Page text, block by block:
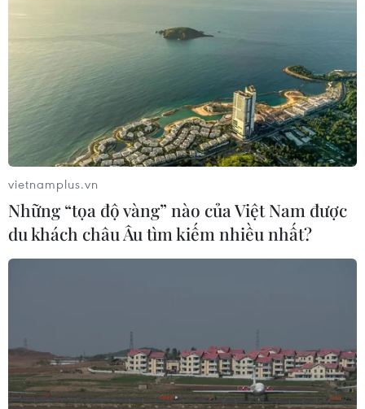
vietnamplus.vn
Những “tọa độ vàng” nào của Việt Nam được
du khách châu Âu tìm kiếm nhiều nhất?